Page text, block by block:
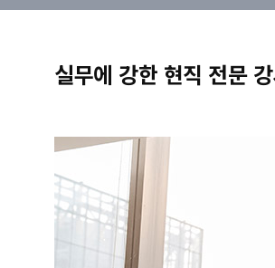
실무에 강한 현직 전문